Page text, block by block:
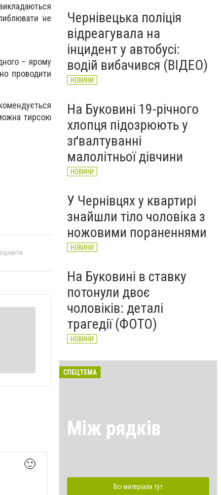
не
– ярому
проводити
тирсою
🙂
повалене дерево і
порятунок собаки: як
минула доба для
рятувальників Буковини
НОВИНИ
ВчораЧернівецька поліція
відреагувала на
інцидент у автобусі:
водій вибачився (ВІДЕО)
НОВИНИ
На Буковині 19-річного
хлопця підозрюють у
зґвалтуванні
малолітньої дівчини
НОВИНИ
У Чернівцях у квартирі
знайшли тіло чоловіка з
ножовими пораненнями
НОВИНИ
На Буковині в ставку
потонули двоє
чоловіків: деталі
трагедії (ФОТО)
НОВИНИ
СПЕЦТЕМА
Між рядків
Всі матеріали тут